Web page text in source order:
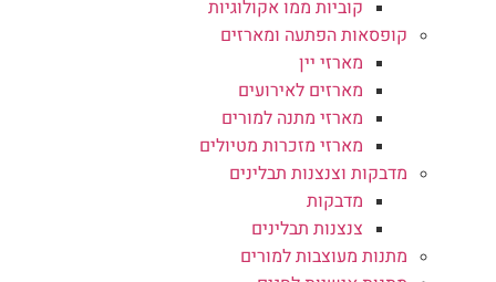
קוביות ממו אקולוגיות
קופסאות הפתעה ומארזים
מארזי יין
מארזים לאירועים
מארזי מתנה למורים
מארזי מזכרות מטיולים
מדבקות וצנצנות תבלינים
מדבקות
צנצנות תבלינים
מתנות מעוצבות למורים